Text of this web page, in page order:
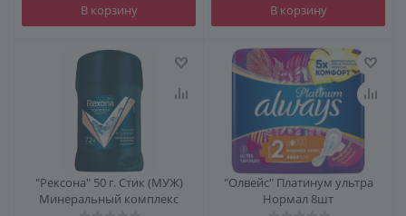
В корзину В корзину
"Рексона" 50 г. Стик (МУЖ)
Минеральный комплекс
"Олвейс" Платинум ультра
Нормал 8шт